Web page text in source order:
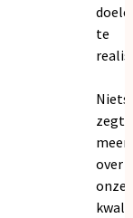
te
Niets
zegt
meer
over
onze